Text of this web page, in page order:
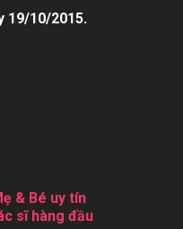
19/10/2015.
& Bé uy tín
sĩ hàng đầu